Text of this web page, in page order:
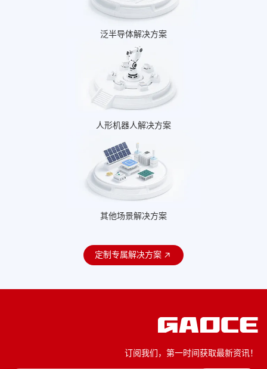
泛半导体解决方案
人形机器人解决方案
其他场景解决方案
定制专属解决方案
订阅我们，第一时间获取最新资讯！